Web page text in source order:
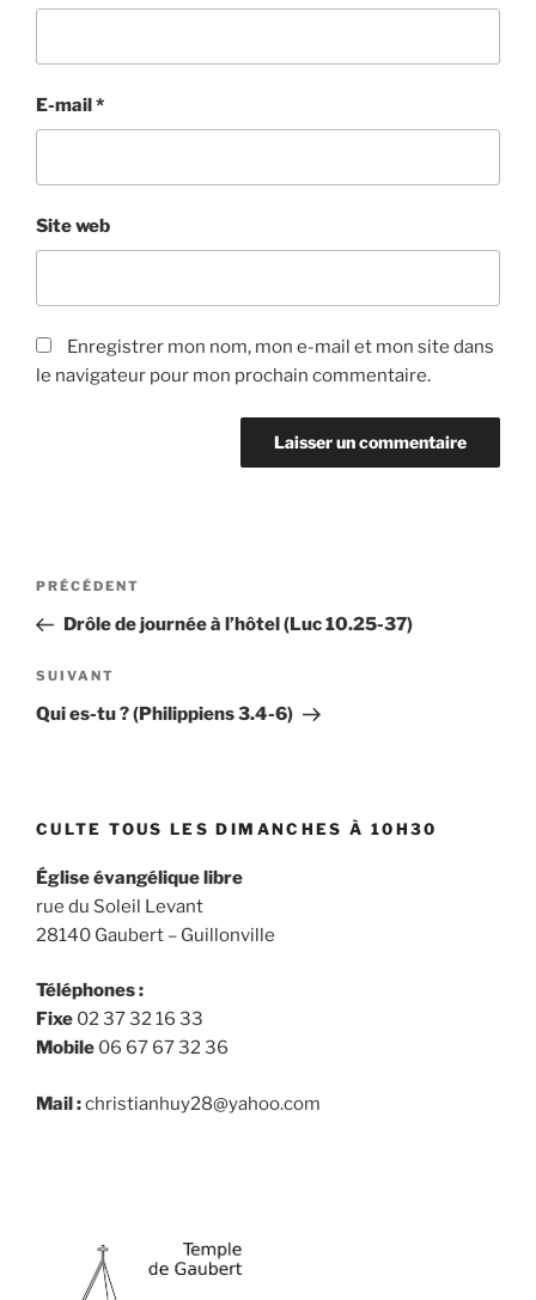
E-mail *
Site web
Enregistrer mon nom, mon e-mail et mon site dans
le navigateur pour mon prochain commentaire.
Navigation
l’article
Article
précédent
PRÉCÉDENT
Drôle de journée à l’hôtel (Luc 10.25-37)
Article
suivant
SUIVANT
Qui es-tu ? (Philippiens 3.4-6)
CULTE TOUS LES DIMANCHES À 10H30
Église évangélique libre
rue du Soleil Levant
28140 Gaubert – Guillonville
Téléphones :
Fixe 02 37 32 16 33
Mobile 06 67 67 32 36
Mail :christianhuy28@yahoo.com